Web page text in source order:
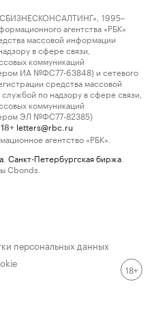
1995–
агентства «РБК»
массовой информации
в сфере связи,
коммуникаций
ИА №ФС77-63848) и сетевого
средства массовой
по надзору в сфере связи,
коммуникаций
ЭЛ №ФС77-82385)
18+ letters@rbc.ru
агентство «РБК».
Санкт-Петербургская биржа
Cbonds.
персональных данных
18+